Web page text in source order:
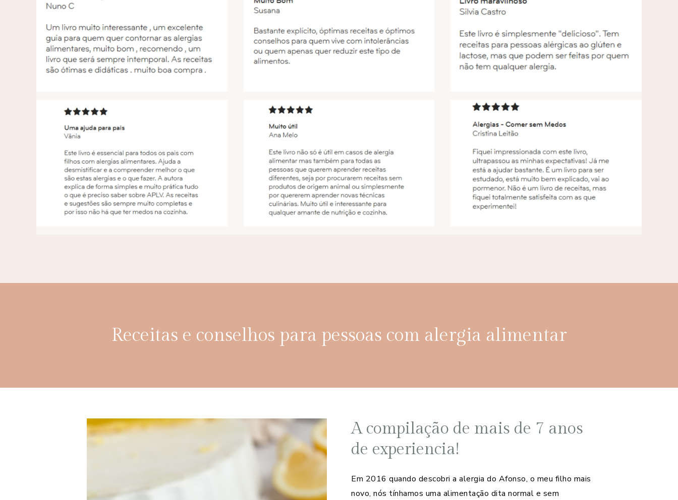
Receitas e conselhos para pessoas com alergia alimentar
A compilação de mais de 7 anos
de experiencia!
Em 2016 quando descobri a alergia do Afonso, o meu filho mais
novo, nós tínhamos uma alimentação dita normal e sem